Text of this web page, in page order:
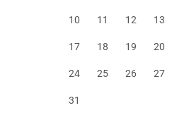
10 11 12 13
17 18 19 20
24 25 26 27
31